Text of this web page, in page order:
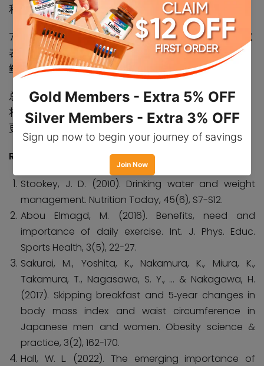
和卡路里燃烧，从而带来潜在的减重功效。
7.你的盘子和餐具的颜色会影响你的食量。研究
表示，使用较小的盘子和器具以及选择与食物颜色对比
鲜明的盘子和器具有助于减少份量和卡路里摄取量。
总的来说，体重管理未必是一项枯燥乏味的任务。通过
将这些有趣的事融入你的日常生活中，可以使这个过程
更加有趣和愉快，同时还可以实现你的体重管理目标。
Reference
Stookey, J. D. (2010). Drinking water and weight
management. Nutrition Today, 45(6), S7-S12.
Abou Elmagd, M. (2016). Benefits, need and
importance of daily exercise. Int. J. Phys. Educ.
Sports Health, 3(5), 22-27.
Sakurai, M., Yoshita, K., Nakamura, K., Miura, K.,
Takamura, T., Nagasawa, S. Y., ... & Nakagawa, H.
(2017). Skipping breakfast and 5‐year changes in
body mass index and waist circumference in
Japanese men and women. Obesity science &
practice, 3(2), 162-170.
Hall, W. L. (2022). The emerging importance of